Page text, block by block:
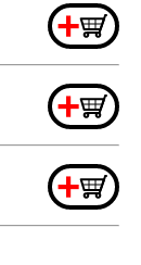
+
+
+